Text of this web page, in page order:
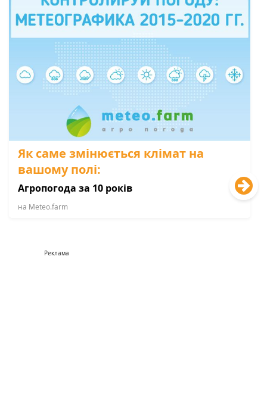
Як саме змінюється клімат на
вашому полі:
Агропогода за 10 років
на Мeteo.farm
Реклама